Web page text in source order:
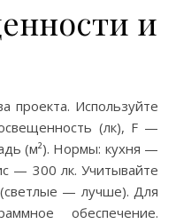
и
проекта. Используйте
(лк), F —
(м²). Нормы: кухня —
— 300 лк. Учитывайте
— лучше). Для
обеспечение.